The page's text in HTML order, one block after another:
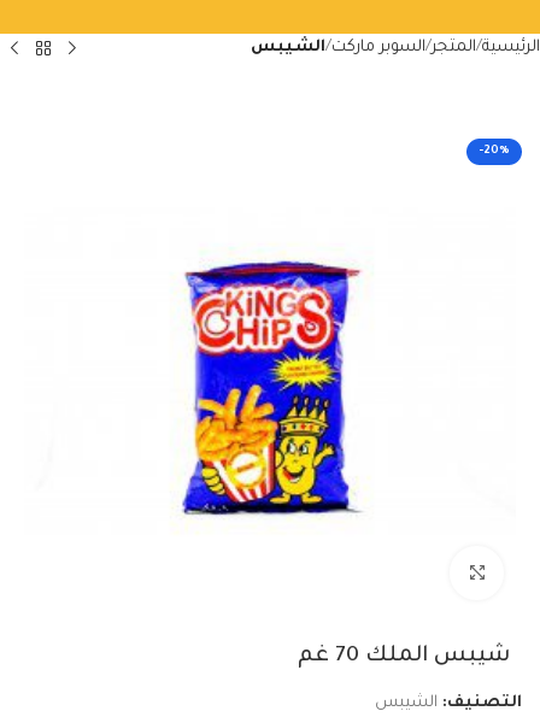
الرئيسية المتجر السوبر ماركت الشيبس
-20%
شيبس الملك 70 غم
التصنيف: الشيبس